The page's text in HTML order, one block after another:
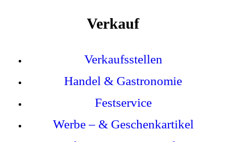
Verkauf
Verkaufsstellen
Handel & Gastronomie
Festservice
Werbe – & Geschenkartikel